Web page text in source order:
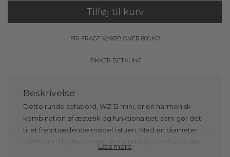
Tilføj til kurv
FRI FRAGT V/KØB OVER 800 KR.
SIKKER BETALING
Dette runde sofabord, WZ.12 mini, er en harmonisk
kombination af æstetik og funktionalitet, som gør det
til et fremtrædende møbel i stuen. Med en diameter
på 90 cm tilbyder bordet en rummelig overflade, der
Læs mere